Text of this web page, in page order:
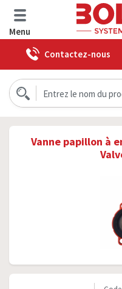
Menu
Contactez-nous
Vanne papillon à